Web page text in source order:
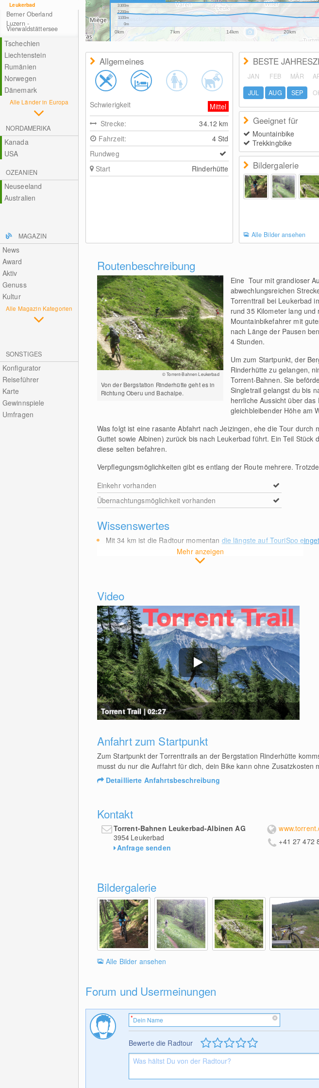
Leukerbad
Berner Oberland
Luzern -
Vierwaldstättersee
Tschechien
Liechtenstein
Rumänien
Norwegen
Dänemark
Alle Länder in Europa
NORDAMERIKA
Kanada
USA
OZEANIEN
Neuseeland
Australien
MAGAZIN
News
Award
Aktiv
Genuss
Kultur
Alle Magazin Kategorien
SONSTIGES
Konfigurator
Reiseführer
Karte
Gewinnspiele
Umfragen
0km 7km 14km 20km
0m
1100m
2200m
3300m
Allgemeines
Schwierigkeit
Mittel
Strecke:
34.12km
Fahrzeit:
4 Std
Rundweg
Start
Rinderhütte
BESTE
JAN FEB MÄR
JUL
AUG SEP
Geeignet für
Mountainbike
Trekkingbike
Bildergalerie
Alle Bilder ansehen
Routenbeschreibung
© Torrent-Bahnen Leukerbad
Von der Bergstation Rinderhütte geht es in
Richtung Oberu und Bachalpe.
Eine Tour mit grandioser
abwechlungsreichen
Torrenttrail bei Leukerbad
rund 35 Kilometer lang und
Mountainbikefahrer mit
nach Länge der Pausen
4 Stunden.
Um zum Startpunkt, der
Rinderhütte zu gelangen,
Torrent-Bahnen. Sie
Singletrail gelangst du bis
herrliche Aussicht über
gleichbleibender Höhe am
Was folgt ist eine rasante Abfahrt nach Jeizingen, ehe die Tour
Guttet sowie Albinen) zurück bis nach Leukerbad führt. Ein Teil
diese selten befahren.
Verpflegungsmöglichkeiten gibt es entlang der Route mehrere.
Einkehr vorhanden
Übernachtungsmöglichkeit vorhanden
Wissenswertes
Mehr anzeigen
Mit 34 km ist die Radtour momentan die längste auf TouriSpo
Video
Torrent Trail | 02:27
Anfahrt zum Startpunkt
Zum Startpunkt der Torrenttrails an der Bergstation Rinderhütte
musst du nur die Auffahrt für dich, dein Bike kann ohne Zusatzkosten
Detaillierte Anfahrtsbeschreibung
Kontakt
Torrent-Bahnen Leukerbad-Albinen AG
3954 Leukerbad
Anfrage senden
+41 27 472
Bildergalerie
Alle Bilder ansehen
Forum und Usermeinungen
Bewerte die Radtour